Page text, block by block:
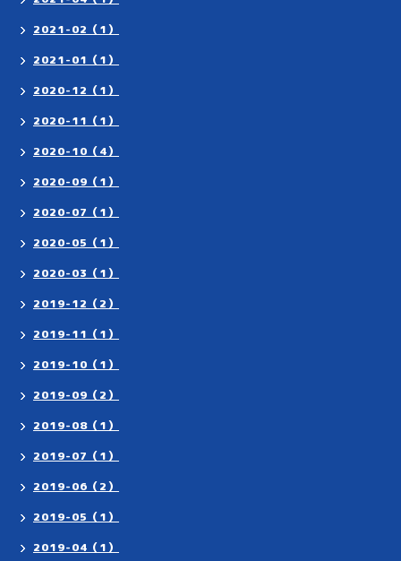
2021-02（1）
2021-01（1）
2020-12（1）
2020-11（1）
2020-10（4）
2020-09（1）
2020-07（1）
2020-05（1）
2020-03（1）
2019-12（2）
2019-11（1）
2019-10（1）
2019-09（2）
2019-08（1）
2019-07（1）
2019-06（2）
2019-05（1）
2019-04（1）